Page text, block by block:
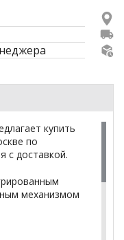
купить
по
с доставкой.
механизмом